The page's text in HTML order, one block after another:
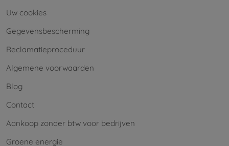
Uw cookies
Gegevensbescherming
Reclamatieproceduur
Algemene voorwaarden
Blog
Contact
Aankoop zonder btw voor bedrijven
Groene energie